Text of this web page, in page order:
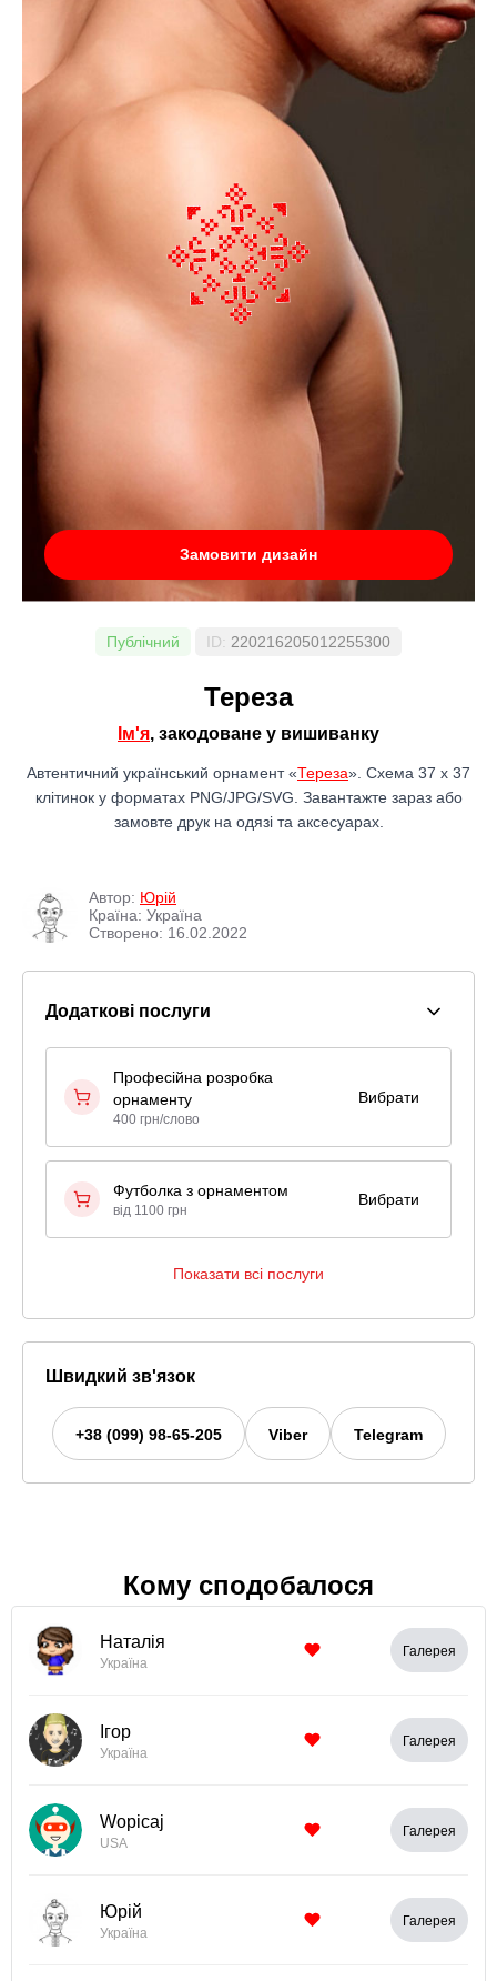
Замовити дизайн
Публічний ID: 220216205012255300
Тереза
Ім'я, закодоване у вишиванку
Автентичний український орнамент «Тереза». Схема 37 x 37
клітинок у форматах PNG/JPG/SVG. Завантажте зараз або
замовте друк на одязі та аксесуарах.
Автор: Юрій
Країна: Україна
Створено: 16.02.2022
Додаткові послуги
Професійна розробка
орнаменту
400 грн/слово
Вибрати
Футболка з орнаментом
від 1100 грн
Вибрати
Показати всі послуги
Швидкий зв'язок
+38 (099) 98-65-205 Viber Telegram
Кому сподобалося
Наталія
Україна
Галерея
Ігор
Україна
Галерея
Wopicaj
USA
Галерея
Юрій
Україна
Галерея